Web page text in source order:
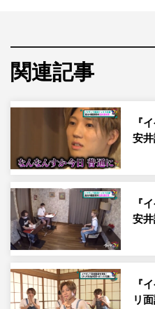
メンバーが連動。過酷なミ
アクションは…。悪の皇帝
【Blu-ray情報】
「豊洲PIT番組公開収録」
７』の前身番組『イケダン
好評発売中。そして「森田
も収録されるシーズン4が8
詳細は、MXモール
（http://shop.mxtv.jp/
ク！
『イケダン７』
関連記事
『
安
『
安
『
リ